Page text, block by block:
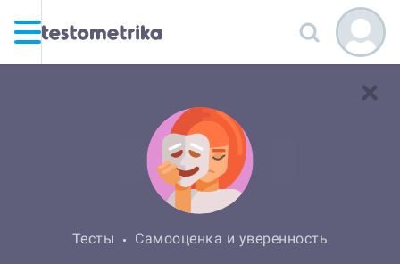
Тесты Самооценка и уверенность